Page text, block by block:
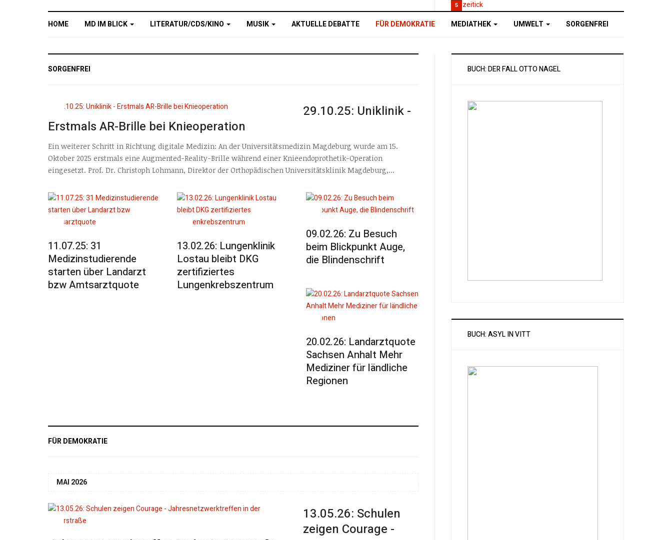
5
HOME MD IM BLICK LITERATUR/CDS/KINO MUSIK AKTUELLE DEBATTE FÜR DEMOKRATIE MEDIATHEK UMWELT SORGENFREI
SORGENFREI
29.10.25: Uniklinik -
Erstmals AR-Brille bei Knieoperation
Ein weiterer Schritt in Richtung digitale Medizin: An der Universitätsmedizin Magdeburg wurde am 15.
Oktober 2025 erstmals eine Augmented-Reality-Brille während einer Knieendoprothetik-Operation
eingesetzt. Prof. Dr. Christoph Lohmann, Direktor der Orthopädischen Universitätsklinik Magdeburg,...
11.07.25: 31
Medizinstudierende
starten über Landarzt
bzw Amtsarztquote
13.02.26: Lungenklinik
Lostau bleibt DKG
zertifiziertes
Lungenkrebszentrum
09.02.26: Zu Besuch
beim Blickpunkt Auge,
die Blindenschrift
20.02.26: Landarztquote
Sachsen Anhalt Mehr
Mediziner für ländliche
Regionen
FÜR DEMOKRATIE
MAI 2026
13.05.26: Schulen
zeigen Courage -
BUCH: DER FALL OTTO NAGEL
BUCH: ASYL IN VITT